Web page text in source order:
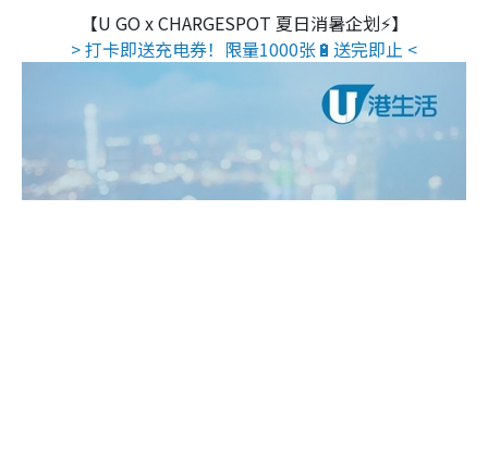
【U GO x CHARGESPOT 夏日消暑企划⚡】
> 打卡即送充电券！限量1000张🔋送完即止 <